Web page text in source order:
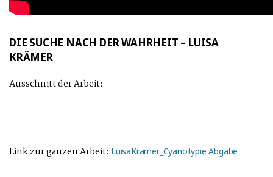
DIE SUCHE NACH DER WAHRHEIT – LUISA
KRÄMER
Ausschnitt der Arbeit:
Link zur ganzen Arbeit: LuisaKrämer_Cyanotypie Abgabe